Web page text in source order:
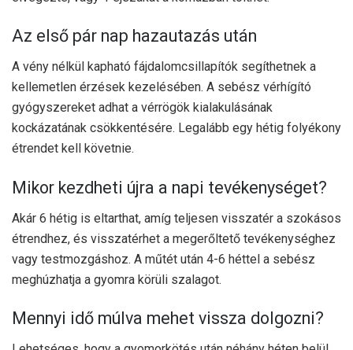
Az első pár nap hazautazás után
A vény nélkül kapható fájdalomcsillapítók segíthetnek a
kellemetlen érzések kezelésében. A sebész vérhígító
gyógyszereket adhat a vérrögök kialakulásának
kockázatának csökkentésére. Legalább egy hétig folyékony
étrendet kell követnie.
Mikor kezdheti újra a napi tevékenységet?
Akár 6 hétig is eltarthat, amíg teljesen visszatér a szokásos
étrendhez, és visszatérhet a megerőltető tevékenységhez
vagy testmozgáshoz. A műtét után 4-6 héttel a sebész
meghúzhatja a gyomra körüli szalagot.
Mennyi idő múlva mehet vissza dolgozni?